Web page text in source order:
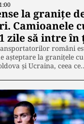
la granițe
Camioanele
zile să intre în
români
așteptare la granițele
și Ucraina, ceea